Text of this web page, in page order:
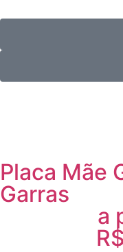
Placa Mãe
Garras
a